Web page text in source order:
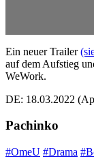
Ein neuer Trailer
auf dem Aufstieg
WeWork.
DE: 18.03.2022
Pachinko
#OmeU #Drama